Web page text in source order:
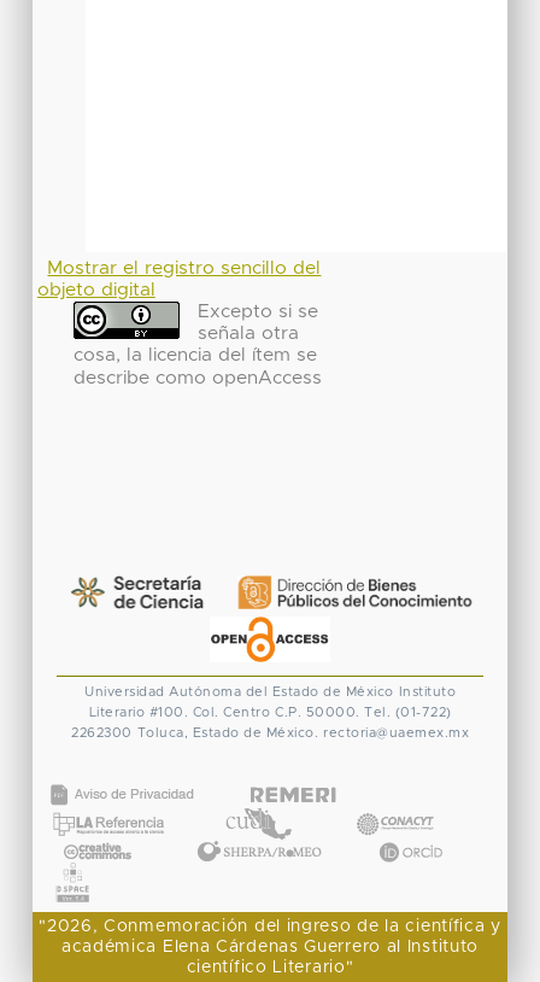
Mostrar el registro sencillo del
objeto digital
Excepto si se
señala otra
cosa, la licencia del ítem se
describe como openAccess
Universidad Autónoma del Estado de México
Instituto
Literario #100. Col. Centro C.P. 50000. Tel. (01-722)
2262300 Toluca, Estado de México. rectoria@uaemex.mx
"2026, Conmemoración del ingreso de la científica y
académica Elena Cárdenas Guerrero al Instituto
científico Literario"